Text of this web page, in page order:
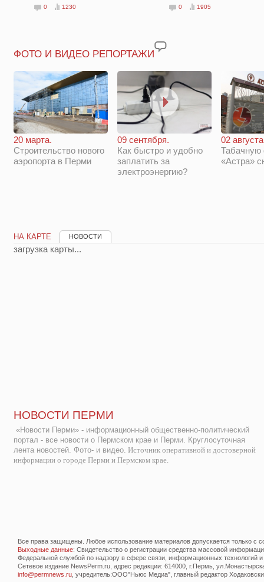
0 1230 0 1905
ФОТО И ВИДЕО РЕПОРТАЖИ
20 марта.
Строительство нового
аэропорта в Перми
09 сентября.
Как быстро и удобно
заплатить за
электроэнергию?
02
Табачную
«Астра»
НА КАРТЕ НОВОСТИ
загрузка карты...
НОВОСТИ ПЕРМИ
«Новости Перми» - информационный общественно-политический
портал - все новости о Пермском крае и Перми. Круглосуточная
лента новостей. Фото- и видео. Источник оперативной и достоверной
информации о городе Перми и Пермском крае.
Все права защищены. Любое использование материалов допускается только с
Выходные данные: Свидетельство о регистрации средства массовой
Федеральной службой по надзору в сфере связи, информационных технологий
Сетевое издание NewsPerm.ru, адрес редакции: 614000, г.Пермь,
info@permnews.ru , учредитель:ООО"Ньюс Медиа", главный редактор